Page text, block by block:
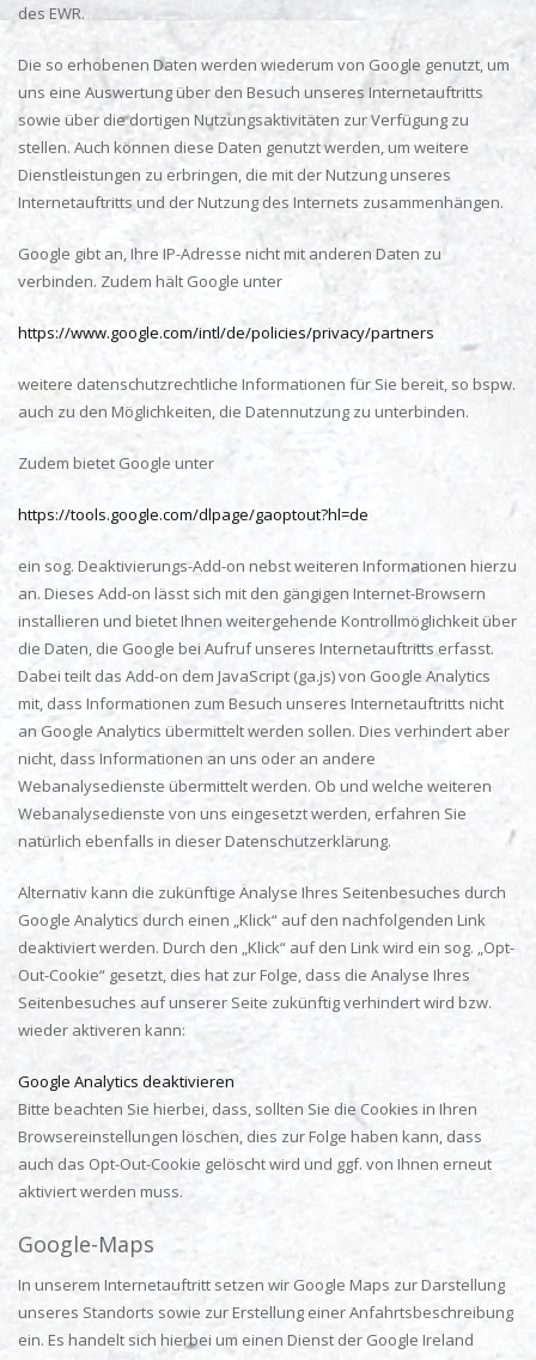
des EWR.
Die so erhobenen Daten werden wiederum von Google genutzt, um
uns eine Auswertung über den Besuch unseres Internetauftritts
sowie über die dortigen Nutzungsaktivitäten zur Verfügung zu
stellen. Auch können diese Daten genutzt werden, um weitere
Dienstleistungen zu erbringen, die mit der Nutzung unseres
Internetauftritts und der Nutzung des Internets zusammenhängen.
Google gibt an, Ihre IP-Adresse nicht mit anderen Daten zu
verbinden. Zudem hält Google unter
https://www.google.com/intl/de/policies/privacy/partners
weitere datenschutzrechtliche Informationen für Sie bereit, so bspw.
auch zu den Möglichkeiten, die Datennutzung zu unterbinden.
Zudem bietet Google unter
https://tools.google.com/dlpage/gaoptout?hl=de
ein sog. Deaktivierungs-Add-on nebst weiteren Informationen hierzu
an. Dieses Add-on lässt sich mit den gängigen Internet-Browsern
installieren und bietet Ihnen weitergehende Kontrollmöglichkeit über
die Daten, die Google bei Aufruf unseres Internetauftritts erfasst.
Dabei teilt das Add-on dem JavaScript (ga.js) von Google Analytics
mit, dass Informationen zum Besuch unseres Internetauftritts nicht
an Google Analytics übermittelt werden sollen. Dies verhindert aber
nicht, dass Informationen an uns oder an andere
Webanalysedienste übermittelt werden. Ob und welche weiteren
Webanalysedienste von uns eingesetzt werden, erfahren Sie
natürlich ebenfalls in dieser Datenschutzerklärung.
Alternativ kann die zukünftige Analyse Ihres Seitenbesuches durch
Google Analytics durch einen „Klick“ auf den nachfolgenden Link
deaktiviert werden. Durch den „Klick“ auf den Link wird ein sog. „Opt-
Out-Cookie“ gesetzt, dies hat zur Folge, dass die Analyse Ihres
Seitenbesuches auf unserer Seite zukünftig verhindert wird bzw.
wieder aktiveren kann:
Google Analytics deaktivieren
Bitte beachten Sie hierbei, dass, sollten Sie die Cookies in Ihren
Browsereinstellungen löschen, dies zur Folge haben kann, dass
auch das Opt-Out-Cookie gelöscht wird und ggf. von Ihnen erneut
aktiviert werden muss.
Google-Maps
In unserem Internetauftritt setzen wir Google Maps zur Darstellung
unseres Standorts sowie zur Erstellung einer Anfahrtsbeschreibung
ein. Es handelt sich hierbei um einen Dienst der Google Ireland